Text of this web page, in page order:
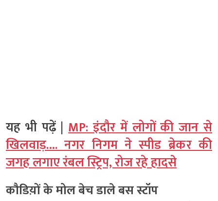
यह भी पढ़ें |MP: इंदौर में लोगों की जान से
खिलवाड़…. नगर निगम ने स्पीड ब्रेकर की
जगह लगाए रंबल स्ट्रिप, रोज रहे हादसे
कौडिय़ों के मोल बेच डाले बस स्टॉप